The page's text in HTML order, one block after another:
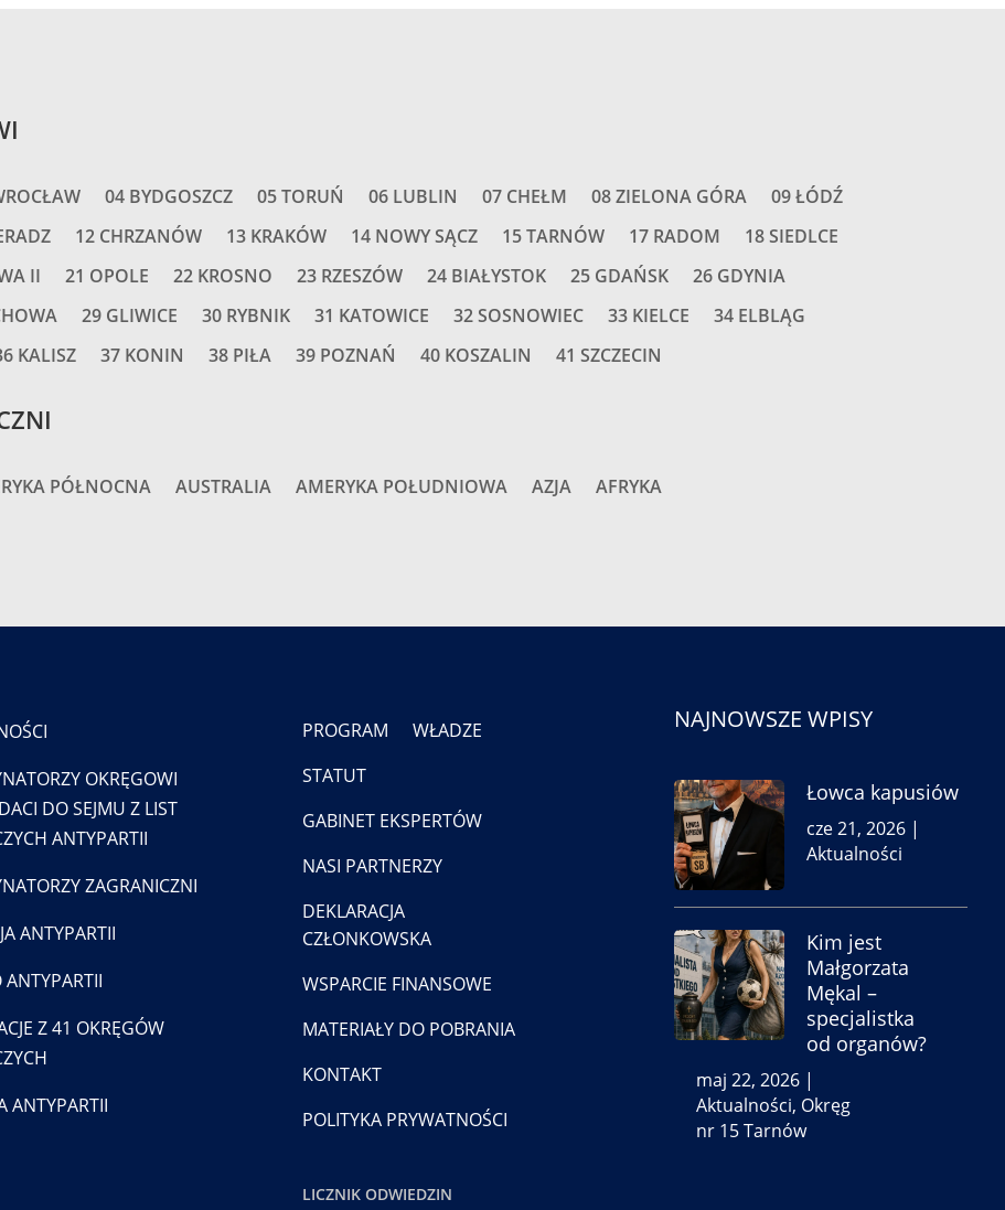
04 BYDGOSZCZ 05 TORUŃ 06 LUBLIN 07 CHEŁM 08 ZIELONA GÓRA
09 ŁÓDŹ
12 CHRZANÓW 13 KRAKÓW 14 NOWY SĄCZ 15 TARNÓW 17 RADOM
18 SIEDLCE
II 21 OPOLE 22 KROSNO 23 RZESZÓW 24 BIAŁYSTOK 25 GDAŃSK
26 GDYNIA
29 GLIWICE 30 RYBNIK 31 KATOWICE 32 SOSNOWIEC 33 KIELCE
34 ELBLĄG
KALISZ 37 KONIN 38 PIŁA 39 POZNAŃ 40 KOSZALIN 41 SZCZECIN
PÓŁNOCNA AUSTRALIA AMERYKA POŁUDNIOWA AZJA AFRYKA
OKRĘGOWI
DO SEJMU Z LIST
ANTYPARTII
ZAGRANICZNI
ANTYPARTII
Z 41 OKRĘGÓW
ANTYPARTII
PROGRAM
WŁADZE
STATUT
GABINET EKSPERTÓW
NASI PARTNERZY
DEKLARACJA
CZŁONKOWSKA
WSPARCIE FINANSOWE
MATERIAŁY DO POBRANIA
KONTAKT
POLITYKA PRYWATNOŚCI
LICZNIK ODWIEDZIN
NAJNOWSZE WPISY
Łowca kapusiów
cze 21, 2026|
Aktualności
Kim jest
Małgorzata
Mękal –
specjalistka
od organów?
maj 22, 2026|
Aktualności, Okręg
nr 15 Tarnów